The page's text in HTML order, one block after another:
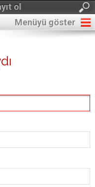
ol
Menüyü göster